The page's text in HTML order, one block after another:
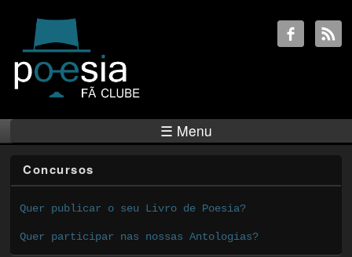
☰ Menu
Concursos
Quer publicar o seu Livro de Poesia?
Quer participar nas nossas Antologias?